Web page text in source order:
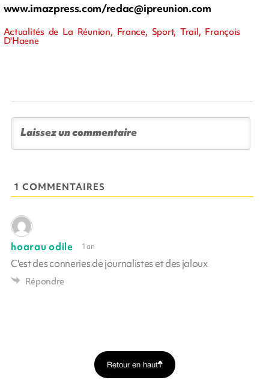
www.imazpress.com/redac@ipreunion.com
Actualités de La Réunion, France, Sport, Trail, François
D'Haene
1 COMMENTAIRES
hoarau odile 1 an
C'est des conneries de journalistes et des jaloux
Répondre
Retour en haut